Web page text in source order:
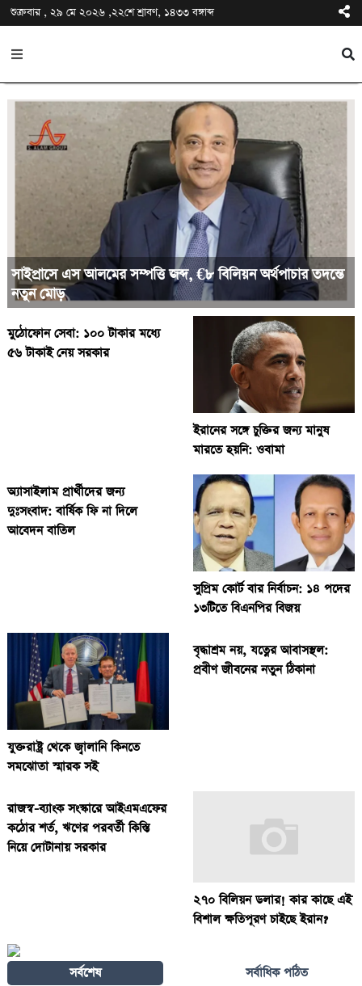
শুক্রবার , ২৯ মে ২০২৬ ,২২শে শ্রাবণ, ১৪৩৩ বঙ্গাব্দ
সাইপ্রাসে এস আলমের সম্পত্তি জব্দ, €৮ বিলিয়ন অর্থপাচার তদন্তে
নতুন মোড়
মুঠোফোন সেবা: ১০০ টাকার মধ্যে
৫৬ টাকাই নেয় সরকার
ইরানের সঙ্গে চুক্তির জন্য মানুষ
মারতে হয়নি: ওবামা
অ্যাসাইলাম প্রার্থীদের জন্য
দুঃসংবাদ: বার্ষিক ফি না দিলে
আবেদন বাতিল
সুপ্রিম কোর্ট বার নির্বাচন: ১৪ পদের
১৩টিতে বিএনপির বিজয়
যুক্তরাষ্ট্র থেকে জ্বালানি কিনতে
সমঝোতা স্মারক সই
বৃদ্ধাশ্রম নয়, যত্নের আবাসস্থল:
প্রবীণ জীবনের নতুন ঠিকানা
রাজস্ব-ব্যাংক সংস্কারে আইএমএফের
কঠোর শর্ত, ঋণের পরবর্তী কিস্তি
নিয়ে দোটানায় সরকার
২৭০ বিলিয়ন ডলার! কার কাছে এই
বিশাল ক্ষতিপূরণ চাইছে ইরান?
সর্বশেষ সর্বাধিক পঠিত